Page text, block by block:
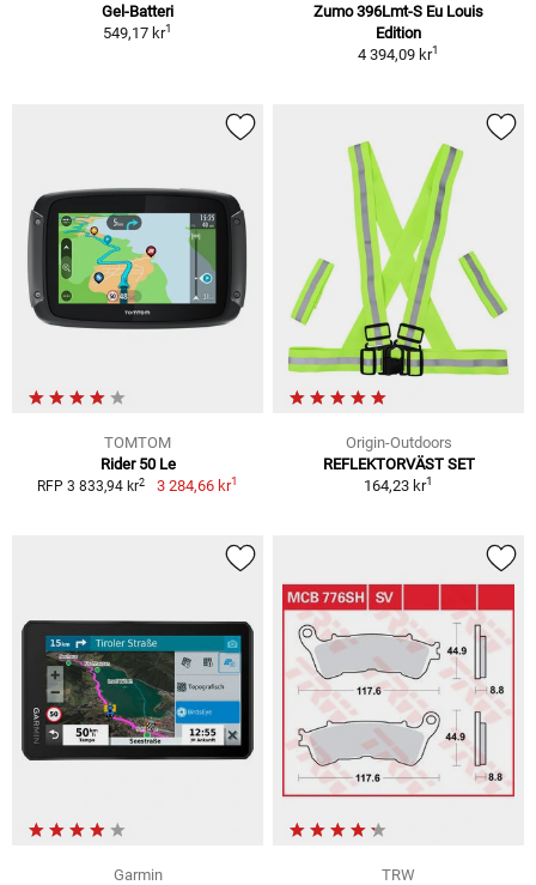
Gel-Batteri
549,17 kr1
Zumo 396Lmt-S Eu Louis
Edition
4 394,09 kr1
TOMTOM
Rider 50 Le
RFP 3 833,94 kr2 3 284,66 kr1
Origin-Outdoors
REFLEKTORVÄST SET
164,23 kr1
Garmin
TRW